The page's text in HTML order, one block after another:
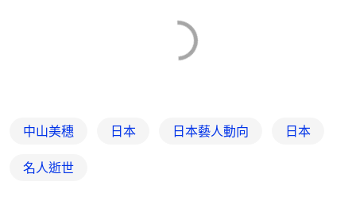
中山美穗 日本 日本藝人動向 日本
名人逝世